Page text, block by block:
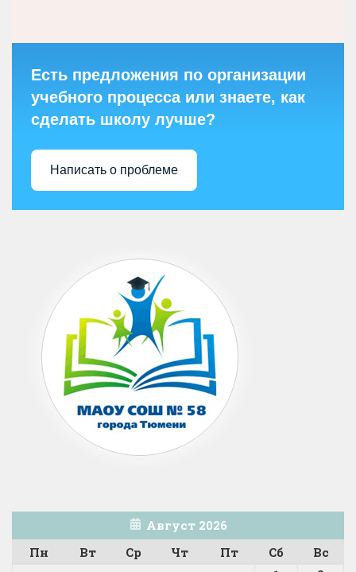
Есть предложения по организации
учебного процесса или знаете, как
сделать школу лучше?
Написать о проблеме
Август 2026
Пн
Вт Ср Чт Пт Сб
Вс